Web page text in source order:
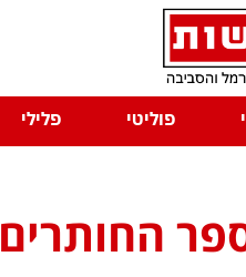
פוליטי פלילי
החותרים